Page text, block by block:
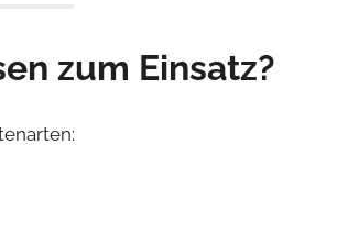
zum Einsatz?